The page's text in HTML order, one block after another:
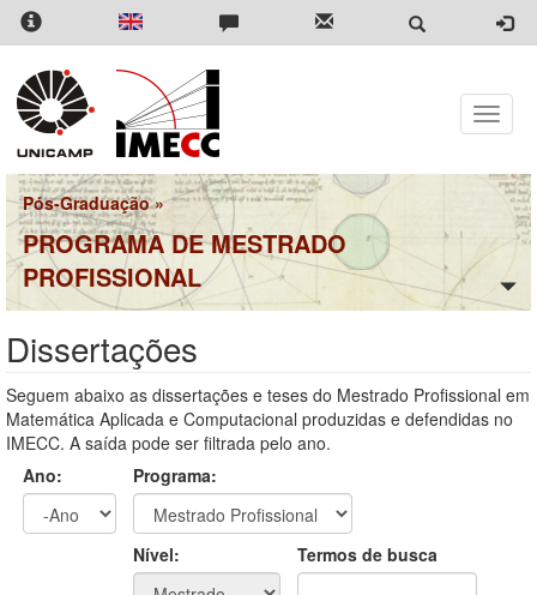
Pular
para
conteúdo
principal
Toggle
Pós-Graduação»
PROGRAMA DE MESTRADO
PROFISSIONAL
Dissertações
Seguem abaixo as dissertações e teses do Mestrado Profissional em
Matemática Aplicada e Computacional produzidas e defendidas no
IMECC. A saída pode ser filtrada pelo ano.
Ano:
Programa:
Nível: Termos de busca